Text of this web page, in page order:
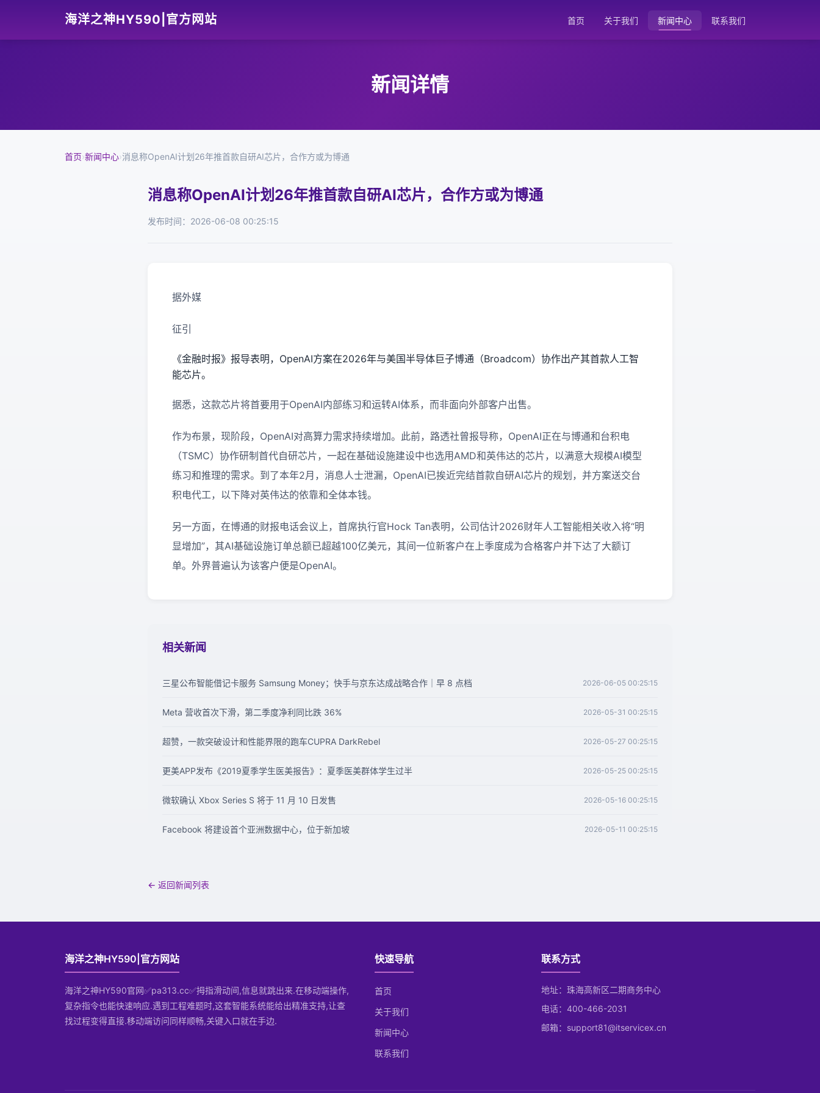
海洋之神HY590|官方网站 首页 关于我们 新闻中心 联系我们
新闻详情
首页›新闻中心›消息称OpenAI计划26年推首款自研AI芯片，合作方或为博通
消息称OpenAI计划26年推首款自研AI芯片，合作方或为博通
发布时间：2026-06-08 00:25:15
据外媒
征引
《金融时报》报导表明，OpenAI方案在2026年与美国半导体巨子博通（Broadcom）协作出产其首款人工智
能芯片。
据悉，这款芯片将首要用于OpenAI内部练习和运转AI体系，而非面向外部客户出售。
作为布景，现阶段，OpenAI对高算力需求持续增加。此前，路透社曾报导称，OpenAI正在与博通和台积电
（TSMC）协作研制首代自研芯片，一起在基础设施建设中也选用AMD和英伟达的芯片，以满意大规模AI模型
练习和推理的需求。到了本年2月，消息人士泄漏，OpenAI已挨近完结首款自研AI芯片的规划，并方案送交台
积电代工，以下降对英伟达的依靠和全体本钱。
另一方面，在博通的财报电话会议上，首席执行官Hock Tan表明，公司估计2026财年人工智能相关收入将“明
显增加”，其AI基础设施订单总额已超越100亿美元，其间一位新客户在上季度成为合格客户并下达了大额订
单。外界普遍认为该客户便是OpenAI。
相关新闻
三星公布智能借记卡服务 Samsung Money；快手与京东达成战略合作｜早 8 点档 2026-06-05 00:25:15
Meta 营收首次下滑，第二季度净利同比跌 36% 2026-05-31 00:25:15
超赞，一款突破设计和性能界限的跑车CUPRA DarkRebel 2026-05-27 00:25:15
更美APP发布《2019夏季学生医美报告》：夏季医美群体学生过半 2026-05-25 00:25:15
微软确认 Xbox Series S 将于 11 月 10 日发售 2026-05-16 00:25:15
Facebook 将建设首个亚洲数据中心，位于新加坡 2026-05-11 00:25:15
← 返回新闻列表
海洋之神HY590|官方网站
海洋之神HY590官网✅pa313.cc✅拇指滑动间,信息就跳出来.在移动端操作,
复杂指令也能快速响应.遇到工程难题时,这套智能系统能给出精准支持,让查
找过程变得直接.移动端访问同样顺畅,关键入口就在手边.
快速导航
首页
关于我们
新闻中心
联系我们
联系方式
地址：珠海高新区二期商务中心
电话：400-466-2031
邮箱：support81@itservicex.cn